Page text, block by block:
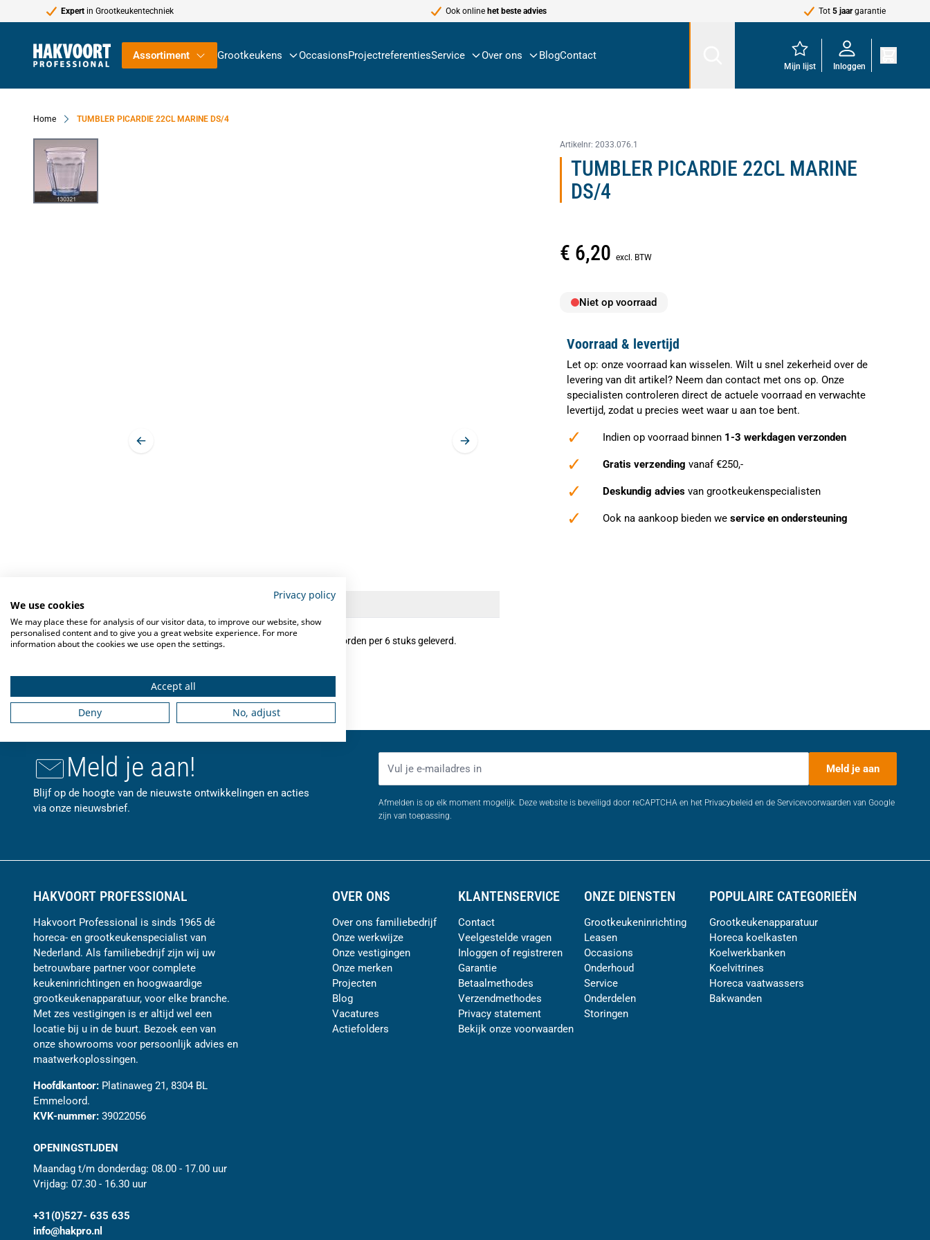
Expert in Grootkeukentechniek Ook online het beste advies Tot 5 jaargarantie
Assortiment Grootkeukens OccasionsProjectreferentiesService Over ons BlogContact
Mijn lijst Inloggen
Home TUMBLER PICARDIE 22CL MARINE DS/4
Artikelnr: 2033.076.1
TUMBLER PICARDIE 22CL MARINE
DS/4
€ 6,20 excl. BTW
Niet op voorraad
Voorraad & levertijd
Let op: onze voorraad kan wisselen. Wilt u snel zekerheid over de
levering van dit artikel? Neem dan contact met ons op. Onze
specialisten controleren direct de actuele voorraad en verwachte
levertijd, zodat u precies weet waar u aan toe bent.
✓ Indien op voorraad binnen 1-3 werkdagen verzonden
✓ Gratis verzending vanaf €250,-
✓ Deskundig advies van grootkeukenspecialisten
✓ Ook na aankoop bieden weservice en ondersteuning
Omschrijving Specificaties
DeTumbler Picardie 22cl DS/6is gemaakt van gehard glas. De glazen worden per 6 stuks geleverd.
Meld je aan!
Blijf op de hoogte van de nieuwste ontwikkelingen en acties
via onze nieuwsbrief.
Meld je aan
Afmelden is op elk moment mogelijk. Deze website is beveiligd door reCAPTCHA en het Privacybeleid en de Servicevoorwaarden van Google
zijn van toepassing.
HAKVOORT PROFESSIONAL
Hakvoort Professional is sinds 1965 dé
horeca- en grootkeukenspecialist van
Nederland. Als familiebedrijf zijn wij uw
betrouwbare partner voor complete
keukeninrichtingen en hoogwaardige
grootkeukenapparatuur, voor elke branche.
Met zes vestigingen is er altijd wel een
locatie bij u in de buurt. Bezoek een van
onze showrooms voor persoonlijk advies en
maatwerkoplossingen.
Hoofdkantoor: Platinaweg 21, 8304 BL
Emmeloord.
KVK-nummer: 39022056
OPENINGSTIJDEN
Maandag t/m donderdag: 08.00 - 17.00 uur
Vrijdag: 07.30 - 16.30 uur
+31(0)527- 635 635
info@hakpro.nl
OVER ONS
Over ons familiebedrijf
Onze werkwijze
Onze vestigingen
Onze merken
Projecten
Blog
Vacatures
Actiefolders
KLANTENSERVICE
Contact
Veelgestelde vragen
Inloggen of registreren
Garantie
Betaalmethodes
Verzendmethodes
Privacy statement
Bekijk onze voorwaarden
ONZE DIENSTEN
Grootkeukeninrichting
Leasen
Occasions
Onderhoud
Service
Onderdelen
Storingen
POPULAIRE CATEGORIEËN
Grootkeukenapparatuur
Horeca koelkasten
Koelwerkbanken
Koelvitrines
Horeca vaatwassers
Bakwanden
Privacy policy
We use cookies
We may place these for analysis of our visitor data, to improve our website, show
personalised content and to give you a great website experience. For more
information about the cookies we use open the settings.
Accept all
Deny
No, adjust